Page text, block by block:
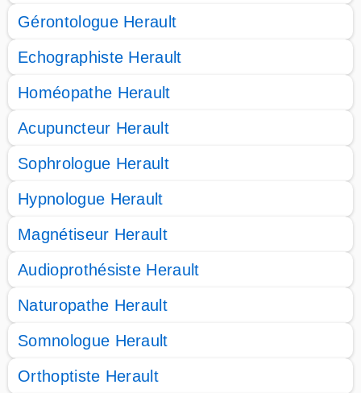
Gérontologue Herault
Echographiste Herault
Homéopathe Herault
Acupuncteur Herault
Sophrologue Herault
Hypnologue Herault
Magnétiseur Herault
Audioprothésiste Herault
Naturopathe Herault
Somnologue Herault
Orthoptiste Herault